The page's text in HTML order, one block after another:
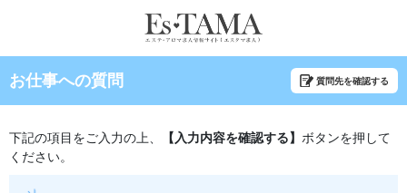
お仕事への質問 質問先を確認する
下記の項目をご入力の上、 【入力内容を確認する】 ボタンを押して
ください。